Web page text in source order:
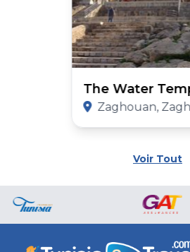
The Water
Zaghouan, Zaghouan
Voir Tout